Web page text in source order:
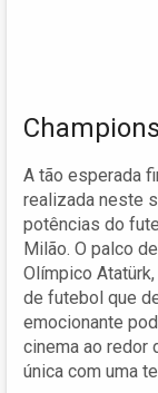
A tão esperada
realizada neste
potências do
Milão. O palco
Olímpico
de futebol que
emocionante
cinema ao redor
única com uma